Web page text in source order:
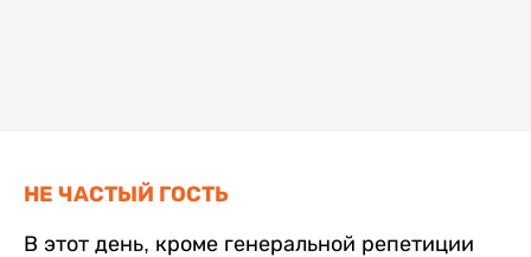
НЕ ЧАСТЫЙ ГОСТЬ
В этот день, кроме генеральной репетиции